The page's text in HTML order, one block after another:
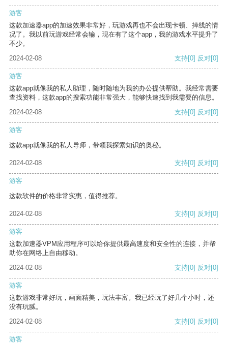
游客
这款加速器app的加速效果非常好，玩游戏再也不会出现卡顿、掉线的情
况了。我以前玩游戏经常会输，现在有了这个app，我的游戏水平提升了
不少。
2024-02-08
支持[0] 反对[0]
游客
这款app就像我的私人助理，随时随地为我的办公提供帮助。我经常需要
查找资料，这款app的搜索功能非常强大，能够快速找到我需要的信息。
2024-02-08
支持[0] 反对[0]
游客
这款app就像我的私人导师，带领我探索知识的奥秘。
2024-02-08 支持[0] 反对[0]
游客
这款软件的价格非常实惠，值得推荐。
2024-02-08 支持[0] 反对[0]
游客
这款加速器VPM应用程序可以给你提供最高速度和安全性的连接，并帮
助你在网络上自由移动。
2024-02-08
支持[0] 反对[0]
游客
这款游戏非常好玩，画面精美，玩法丰富。我已经玩了好几个小时，还
没有玩腻。
2024-02-08
支持[0] 反对[0]
游客